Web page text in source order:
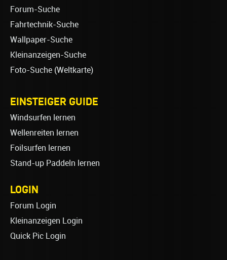
Forum-Suche
Fahrtechnik-Suche
Wallpaper-Suche
Kleinanzeigen-Suche
Foto-Suche (Weltkarte)
EINSTEIGER GUIDE
Windsurfen lernen
Wellenreiten lernen
Foilsurfen lernen
Stand-up Paddeln lernen
LOGIN
Forum Login
Kleinanzeigen Login
Quick Pic Login